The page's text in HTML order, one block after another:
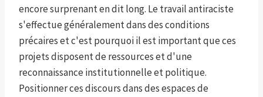
encore surprenant en dit long. Le travail antiraciste
s'effectue généralement dans des conditions
précaires et c'est pourquoi il est important que ces
projets disposent de ressources et d'une
reconnaissance institutionnelle et politique.
Positionner ces discours dans des espaces de